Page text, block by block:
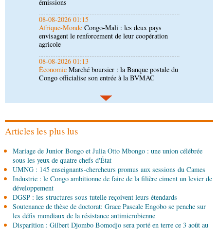
agricole
08-08-2026 01:13
ÉconomieMarché boursier : la Banque postale du
Congo officialise son entrée à la BVMAC
08-08-2026 01:00
SociétéAccélération du développement: la
République du Congo mise sur sa diaspora
08-08-2026 00:45
gouvernement présente sa politique économique et
sociale 2027-2029 au Parlement
SociétéAssainissement et développement local :
les Nations unies réitèrent leur soutien au Congo
07-08-2026 11:03
SportFootball, le week-end des Diables rouges et
des Congolais de la diaspora en Coupes d'Europe
(matches aller du 3e tour)
Articles les plus lus
Mariage de Junior Bongo et Julia Otto Mbongo : une union célébrée
sous les yeux de quatre chefs d'État
UMNG : 145 enseignants-chercheurs promus aux sessions du Cames
Industrie : le Congo ambitionne de faire de la filière ciment un levier de
développement
DGSP : les structures sous tutelle reçoivent leurs étendards
Soutenance de thèse de doctorat: Grace Pascale Engobo se penche sur
les défis mondiaux de la résistance antimicrobienne
Disparition : Gilbert Djombo Bomodjo sera porté en terre ce 3 août au